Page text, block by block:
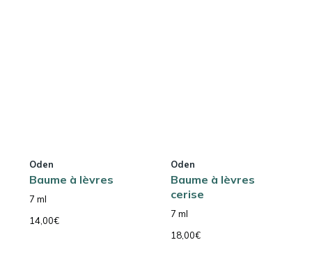
Oden
Baume à lèvres
7 ml
14,00€
Oden
Baume à lèvres
cerise
7 ml
18,00€